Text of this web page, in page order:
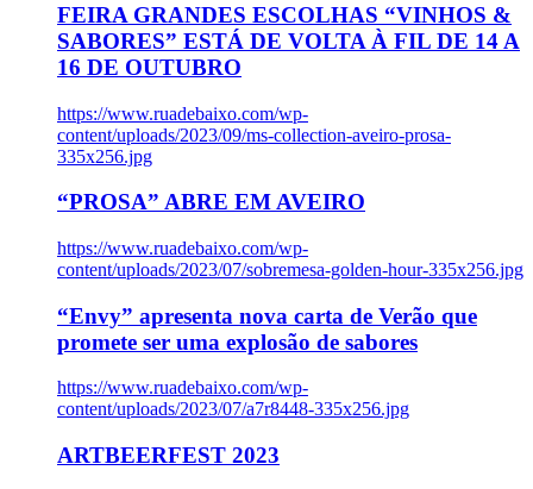
FEIRA GRANDES ESCOLHAS “VINHOS &
SABORES” ESTÁ DE VOLTA À FIL DE 14 A
16 DE OUTUBRO
https://www.ruadebaixo.com/wp-
content/uploads/2023/09/ms-collection-aveiro-prosa-
335x256.jpg
“PROSA” ABRE EM AVEIRO
https://www.ruadebaixo.com/wp-
content/uploads/2023/07/sobremesa-golden-hour-335x256.jpg
“Envy” apresenta nova carta de Verão que
promete ser uma explosão de sabores
https://www.ruadebaixo.com/wp-
content/uploads/2023/07/a7r8448-335x256.jpg
ARTBEERFEST 2023